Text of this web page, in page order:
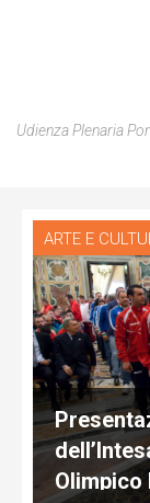
Udienza Plenaria
ARTE E
Olimpico